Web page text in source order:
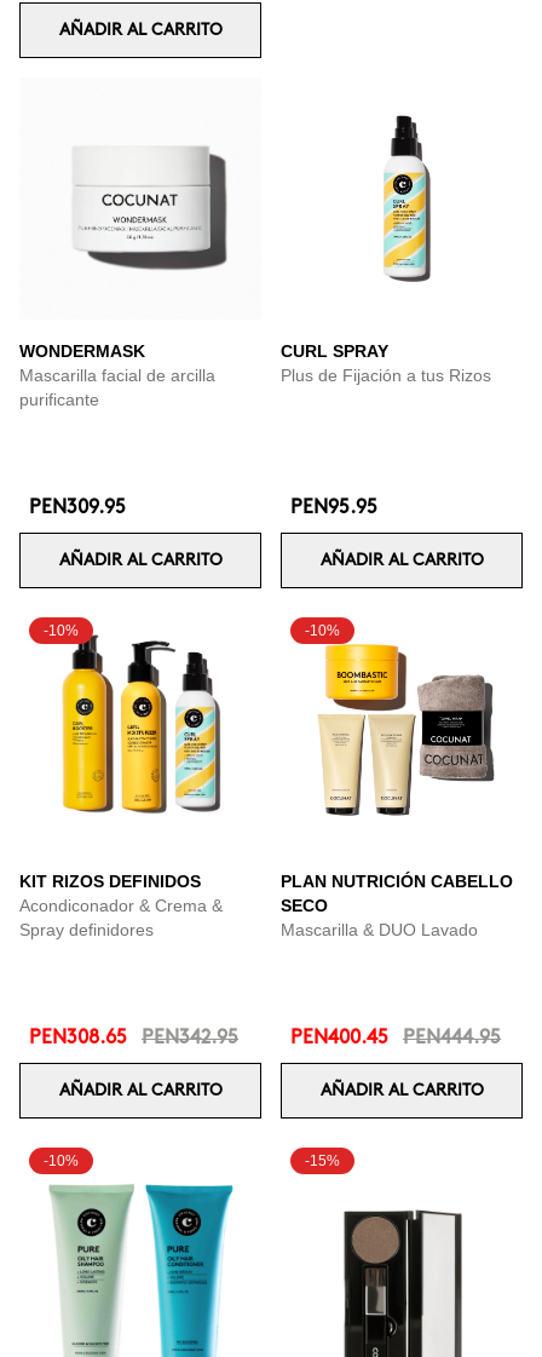
AÑADIR AL CARRITO
WONDERMASK
Mascarilla facial de arcilla
purificante
PEN309.95
AÑADIR AL CARRITO
CURL SPRAY
Plus de Fijación a tus Rizos
PEN95.95
AÑADIR AL CARRITO
-10%
KIT RIZOS DEFINIDOS
Acondiconador & Crema &
Spray definidores
PEN308.65 PEN342.95
AÑADIR AL CARRITO
-10%
PLAN NUTRICIÓN CABELLO
SECO
Mascarilla & DUO Lavado
PEN400.45 PEN444.95
AÑADIR AL CARRITO
-10% -15%